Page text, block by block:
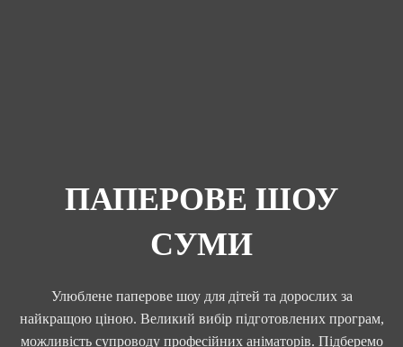
ПАПЕРОВЕ ШОУ
СУМИ
Улюблене паперове шоу для дітей та дорослих за
найкращою ціною. Великий вибір підготовлених програм,
можливість супроводу професійних аніматорів. Підберемо